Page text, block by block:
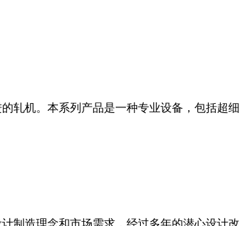
轧机。本系列产品是一种专业设备，包括超细
制造理念和市场需求，经过多年的潜心设计改